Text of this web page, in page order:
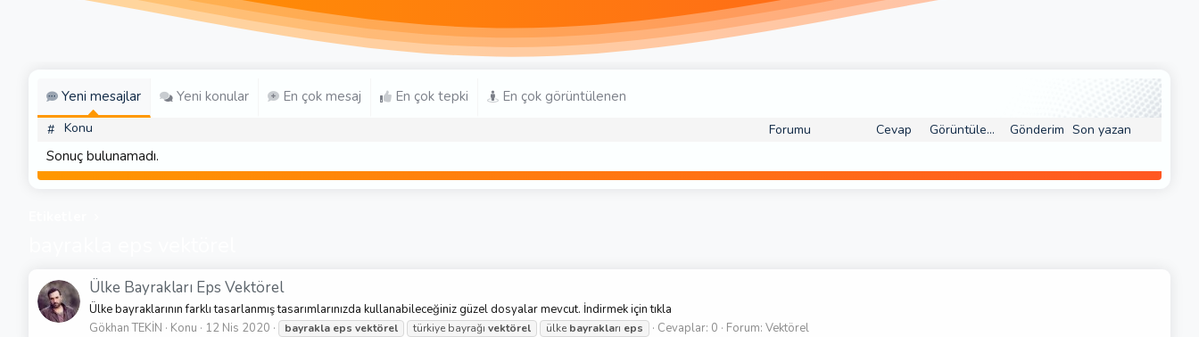
Yeni mesajlar Yeni konular En çok mesaj En çok tepki En çok görüntülenen
# Konu Forumu Cevap Görüntüleme Gönderim Son yazan
Sonuç bulunamadı.
Ülke Bayrakları Eps Vektörel
Ülke bayraklarının farklı tasarlanmış tasarımlarınızda kullanabileceğiniz güzel dosyalar mevcut. İndirmek için tıkla
Gökhan TEKİN
Konu 12 Nis 2020 bayrakla eps vektörel türkiye bayrağı vektörel ülke bayrakları eps Cevaplar: 0 Forum: Vektörel